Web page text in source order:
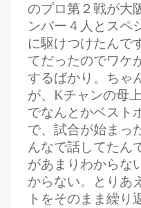
のプロ第２戦が大
ンバー４人とスペ
に駆けつけたんで
てだったのでワケ
するばかり。ちゃ
が、Kチャンの母
でなんとかベスト
で、試合が始まっ
んなで話してたん
があまりわからな
からない。とりあ
トをそのまま繰